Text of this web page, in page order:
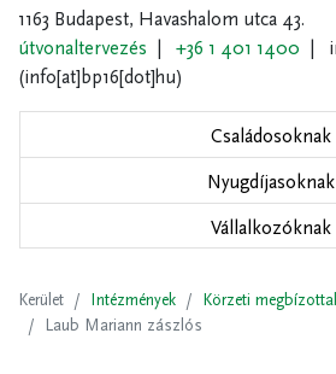
1163 Budapest, Havashalom utca 43.
útvonaltervezés
+36 1 401 1400
(info[at]bp16[dot]hu)
Családosoknak
Nyugdíjasoknak
Vállalkozóknak
Kerület Intézmények
Körzeti
Laub Mariann zászlós